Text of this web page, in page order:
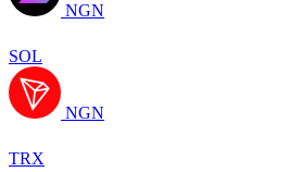
NGN
SOL
NGN
TRX